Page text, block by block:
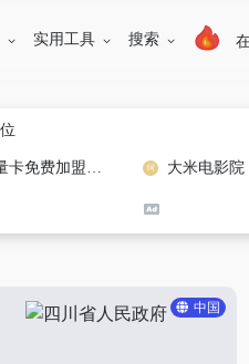
实用工具 搜索
正规流量卡免费加盟合作 大米电影院
中国